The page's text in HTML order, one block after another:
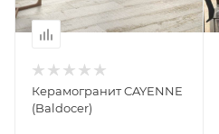
Керамогранит CAYENNE
(Baldocer)